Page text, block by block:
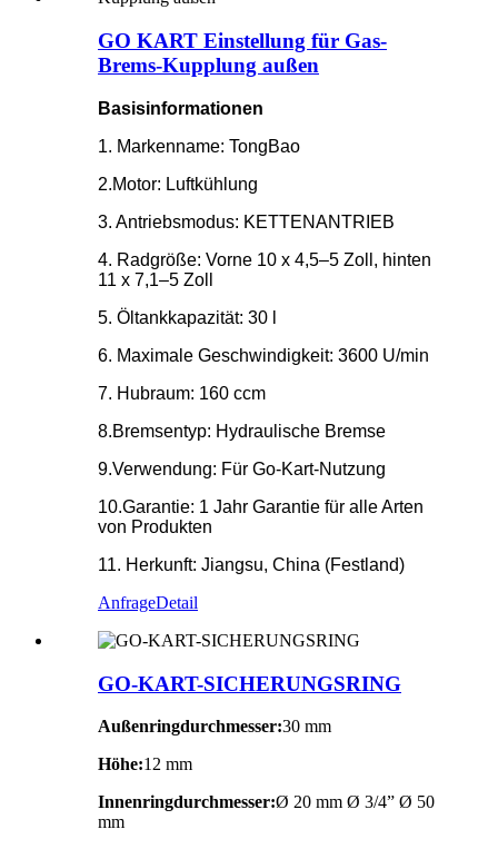
GO KART Einstellung für Gas-
Brems-Kupplung außen
Basisinformationen
1. Markenname: TongBao
2.Motor: Luftkühlung
3. Antriebsmodus: KETTENANTRIEB
4. Radgröße: Vorne 10 x 4,5–5 Zoll, hinten
11 x 7,1–5 Zoll
5. Öltankkapazität: 30 l
6. Maximale Geschwindigkeit: 3600 U/min
7. Hubraum: 160 ccm
8.Bremsentyp: Hydraulische Bremse
9.Verwendung: Für Go-Kart-Nutzung
10.Garantie: 1 Jahr Garantie für alle Arten
von Produkten
11. Herkunft: Jiangsu, China (Festland)
AnfrageDetail
GO-KART-SICHERUNGSRING
Außenringdurchmesser:30 mm
Höhe:12 mm
Innenringdurchmesser:Ø 20 mm Ø 3/4” Ø 50
mm